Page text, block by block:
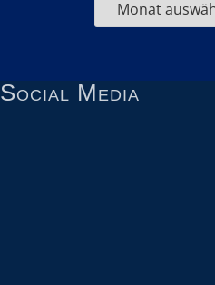
Social Media